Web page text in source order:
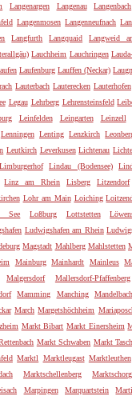
Langenargen Langenau Langenbach
Langenmosen Langenneufnach
Langfurth Langquaid Langweid
Lauchheim Lauchringen
Laufenburg Lauffen (Neckar)
Lauterbach Lauterecken Lauterhofen
Legau Lehrberg Lehrensteinsfeld
Leinfelden Leingarten Leinzell
Lenningen Lenting Lenzkirch
Leutkirch Leverkusen Lichtenau
Limburgerhof Lindau (Bodensee)
Linz am Rhein Lisberg Litzendorf
Lohr am Main Loiching
See Loßburg Lottstetten
Ludwigshafen am Rhein
Magstadt Mahlberg Mahlstetten
Mainburg Mainhardt Mainleus
Malgersdorf Mallersdorf-Pfaffenberg
Mamming Manching
March Margetshöchheim
Markt Bibart Markt Einersheim
Markt Schwaben Markt
Marktl Marktleugast Marktleuthen
Marktschellenberg
Marpingen Marquartstein